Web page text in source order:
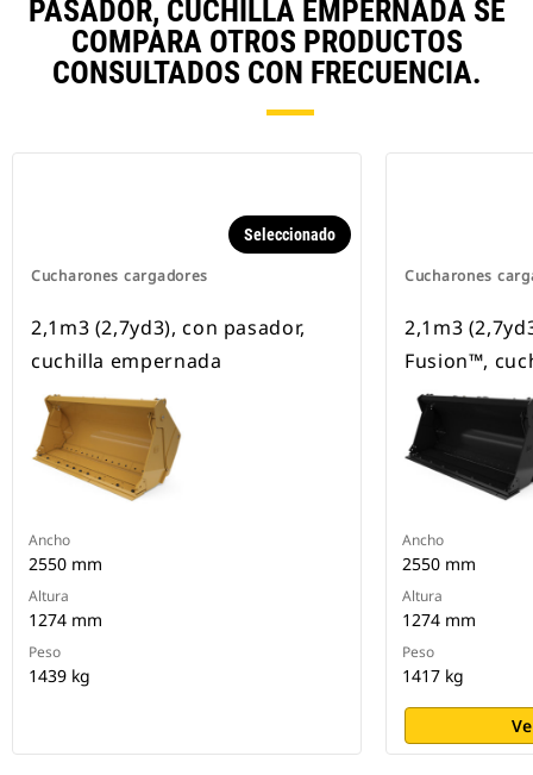
PASADOR, CUCHILLA EMPERNADA SE
COMPARA OTROS PRODUCTOS
CONSULTADOS CON FRECUENCIA.
Cucharones cargadores
Seleccionado
2,1m3 (2,7yd3), con pasador,
cuchilla empernada
Ancho
2550 mm
Altura
1274 mm
Peso
1439 kg
Cucharones
2,1m3
Fusion™,
Ancho
2550 mm
Altura
1274 mm
Peso
1417 kg